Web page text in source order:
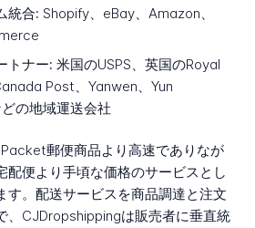
統合: Shopify、eBay、Amazon、
トナー: 米国のUSPS、英国のRoyal
Post、Yanwen、Yun
の地域運送会社
郵便商品より高速でありなが
配便より手頃な価格のサービスとし
す。配送サービスを商品調達と注文
、CJDropshippingは販売者に垂直統